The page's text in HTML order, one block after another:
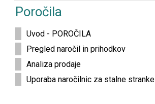
Poročila
Uvod - POROČILA
Pregled naročil in prihodkov
Analiza prodaje
Uporaba naročilnic za stalne stranke